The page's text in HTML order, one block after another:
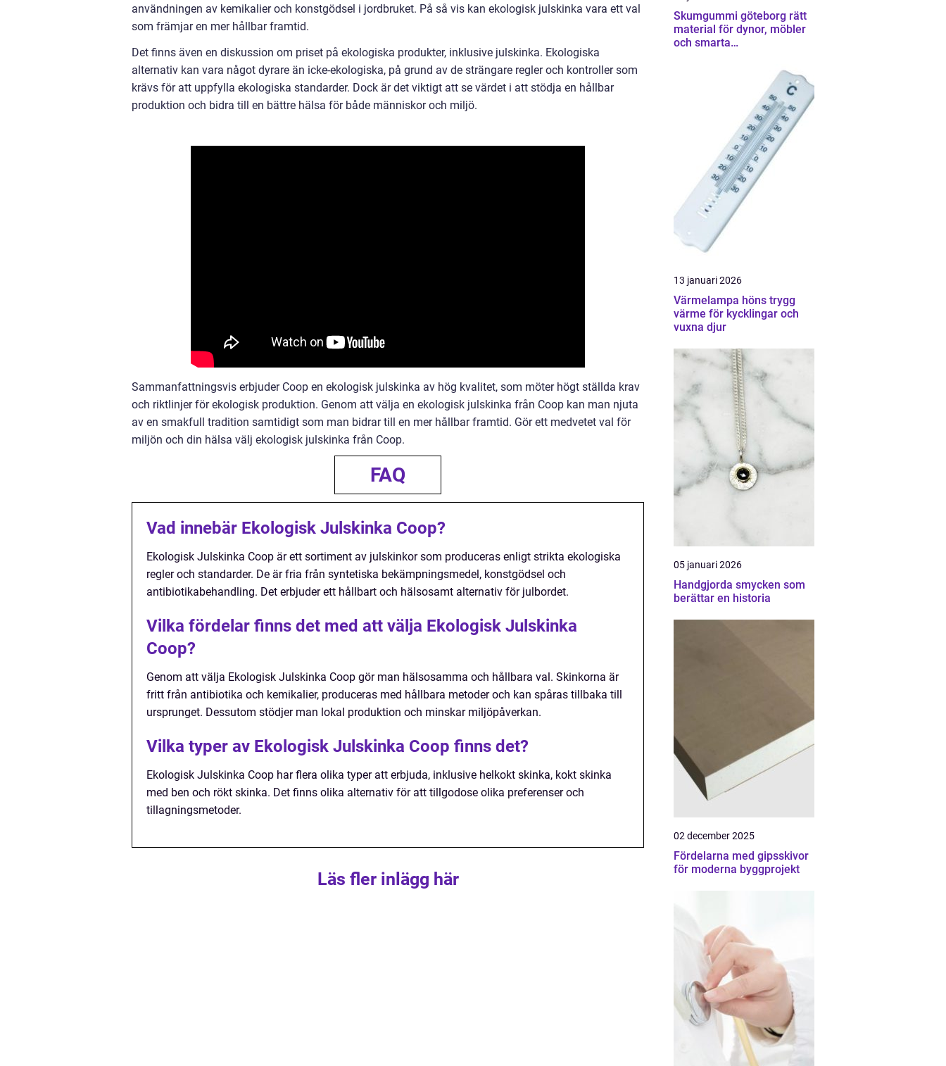
användningen av kemikalier och konstgödsel i jordbruket. På så vis kan ekologisk julskinka vara ett val
som främjar en mer hållbar framtid.
Det finns även en diskussion om priset på ekologiska produkter, inklusive julskinka. Ekologiska
alternativ kan vara något dyrare än icke-ekologiska, på grund av de strängare regler och kontroller som
krävs för att uppfylla ekologiska standarder. Dock är det viktigt att se värdet i att stödja en hållbar
produktion och bidra till en bättre hälsa för både människor och miljö.
Sammanfattningsvis erbjuder Coop en ekologisk julskinka av hög kvalitet, som möter högt ställda krav
och riktlinjer för ekologisk produktion. Genom att välja en ekologisk julskinka från Coop kan man njuta
av en smakfull tradition samtidigt som man bidrar till en mer hållbar framtid. Gör ett medvetet val för
miljön och din hälsa välj ekologisk julskinka från Coop.
FAQ
Vad innebär Ekologisk Julskinka Coop?
Ekologisk Julskinka Coop är ett sortiment av julskinkor som produceras enligt strikta ekologiska
regler och standarder. De är fria från syntetiska bekämpningsmedel, konstgödsel och
antibiotikabehandling. Det erbjuder ett hållbart och hälsosamt alternativ för julbordet.
Vilka fördelar finns det med att välja Ekologisk Julskinka
Coop?
Genom att välja Ekologisk Julskinka Coop gör man hälsosamma och hållbara val. Skinkorna är
fritt från antibiotika och kemikalier, produceras med hållbara metoder och kan spåras tillbaka till
ursprunget. Dessutom stödjer man lokal produktion och minskar miljöpåverkan.
Vilka typer av Ekologisk Julskinka Coop finns det?
Ekologisk Julskinka Coop har flera olika typer att erbjuda, inklusive helkokt skinka, kokt skinka
med ben och rökt skinka. Det finns olika alternativ för att tillgodose olika preferenser och
tillagningsmetoder.
Läs fler inlägg här
Skumgummi göteborg rätt
material för dynor, möbler
och smarta
13 januari 2026
Värmelampa höns trygg
värme för kycklingar och
vuxna djur
05 januari 2026
Handgjorda smycken som
berättar en historia
02 december 2025
Fördelarna med gipsskivor
för moderna byggprojekt